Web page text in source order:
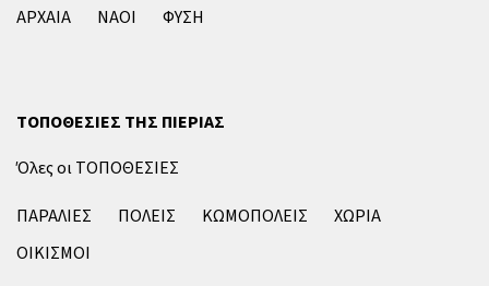
ΑΡΧΑΙΑ
ΝΑΟΙ ΦΥΣΗ
ΤΟΠΟΘΕΣΙΕΣ ΤΗΣ ΠΙΕΡΙΑΣ
Όλες οι ΤΟΠΟΘΕΣΙΕΣ
ΠΑΡΑΛΙΕΣ
ΠΟΛΕΙΣ ΚΩΜΟΠΟΛΕΙΣ
ΧΩΡΙΑ
ΟΙΚΙΣΜΟΙ